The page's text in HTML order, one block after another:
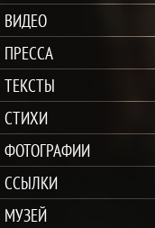
ВИДЕО
ПРЕССА
ТЕКСТЫ
СТИХИ
ФОТОГРАФИИ
ССЫЛКИ
МУЗЕЙ